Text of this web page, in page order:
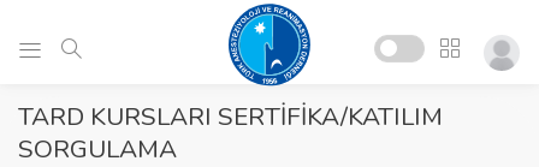
TARD KURSLARI SERTİFİKA/KATILIM
SORGULAMA